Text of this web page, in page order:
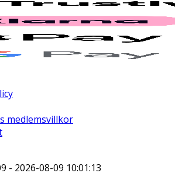
medlemsvillkor
- 2026-08-09 10:01:13